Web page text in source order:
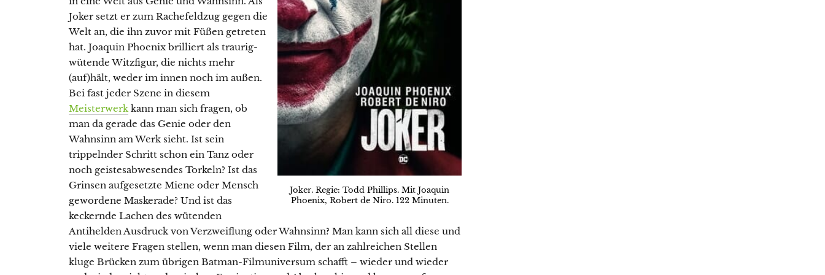
Joker. Regie: Todd Phillips. Mit Joaquin
Phoenix, Robert de Niro. 122 Minuten.
Joker setzt er zum Rachefeldzug gegen die
Welt an, die ihn zuvor mit Füßen getreten
hat. Joaquin Phoenix brilliert als traurig-
wütende Witzfigur, die nichts mehr
(auf)hält, weder im innen noch im außen.
Bei fast jeder Szene in diesem
Meisterwerk kann man sich fragen, ob
man da gerade das Genie oder den
Wahnsinn am Werk sieht. Ist sein
trippelnder Schritt schon ein Tanz oder
noch geistesabwesendes Torkeln? Ist das
Grinsen aufgesetzte Miene oder Mensch
gewordene Maskerade? Und ist das
keckernde Lachen des wütenden
Antihelden Ausdruck von Verzweiflung oder Wahnsinn? Man kann sich all diese und
viele weitere Fragen stellen, wenn man diesen Film, der an zahlreichen Stellen
kluge Brücken zum übrigen Batman-Filmuniversum schafft – wieder und wieder